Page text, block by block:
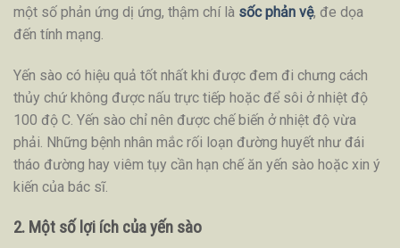
một số phản ứng dị ứng, thậm chí là sốc phản vệ, đe dọa
đến tính mạng.
Yến sào có hiệu quả tốt nhất khi được đem đi chưng cách
thủy chứ không được nấu trực tiếp hoặc để sôi ở nhiệt độ
100 độ C. Yến sào chỉ nên được chế biến ở nhiệt độ vừa
phải. Những bệnh nhân mắc rối loạn đường huyết như đái
tháo đường hay viêm tụy cần hạn chế ăn yến sào hoặc xin ý
kiến của bác sĩ.
2. Một số lợi ích của yến sào